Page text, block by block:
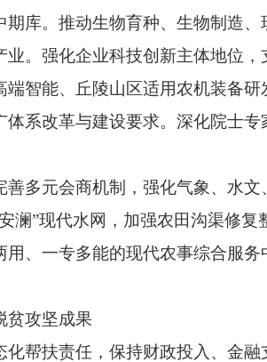
库。推动生物育种、生物制造、
。强化企业科技创新主体地位
智能、丘陵山区适用农机装备
系改革与建设要求。深化院士
元会商机制，强化气象、水文
澜”现代水网，加强农田沟渠修
、一专多能的现代农事综合服
攻坚成果
扶责任，保持财政投入、金融